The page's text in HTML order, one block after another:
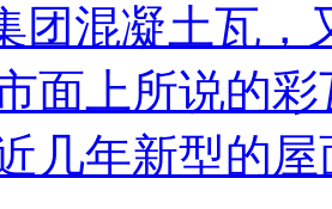
团混凝土瓦，
面上所说的
几年新型的